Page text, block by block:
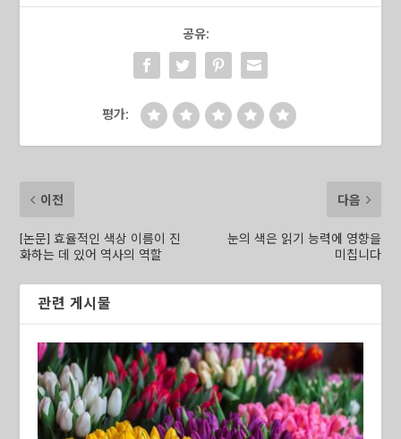
공유:
평가:
이전
[논문] 효율적인 색상 이름이 진
화하는 데 있어 역사의 역할
다음
눈의 색은 읽기 능력에 영향을
미칩니다
관련 게시물